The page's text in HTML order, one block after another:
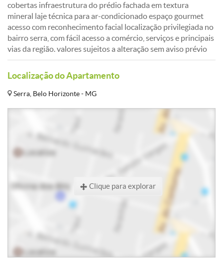
cobertas infraestrutura do prédio fachada em textura
mineral laje técnica para ar-condicionado espaço gourmet
acesso com reconhecimento facial localização privilegiada no
bairro serra, com fácil acesso a comércio, serviços e principais
vias da região. valores sujeitos a alteração sem aviso prévio
Localização do Apartamento
Serra, Belo Horizonte - MG
Clique para explorar